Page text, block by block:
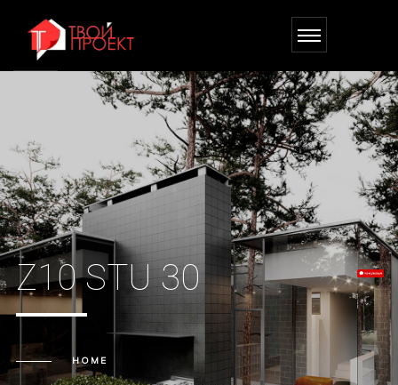
Z10 STU 30
HOME